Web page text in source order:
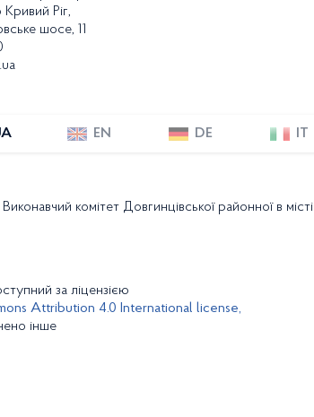
Кривий Ріг,
шосе, 11
EN DE IT
комітет Довгинцівської районної в місті
за ліцензією
Attribution 4.0 International license,
інше